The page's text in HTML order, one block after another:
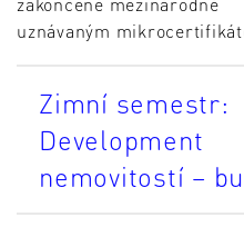
uznávaným
Zimní semestr:
Development
nemovitostí –